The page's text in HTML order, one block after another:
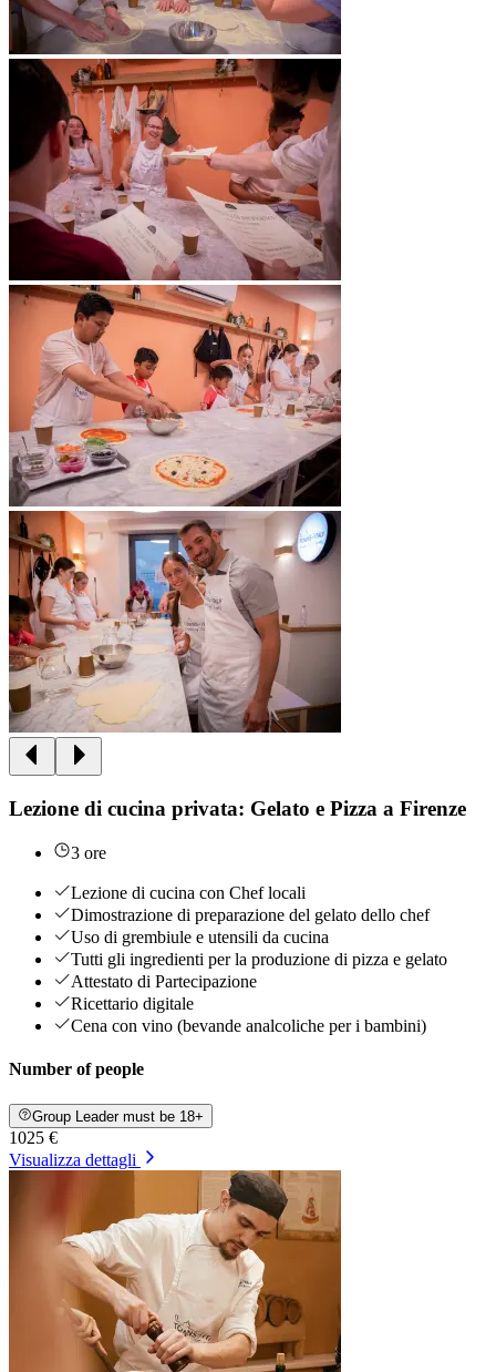
Lezione di cucina privata: Gelato e Pizza a Firenze
3 ore
Lezione di cucina con Chef locali
Dimostrazione di preparazione del gelato dello chef
Uso di grembiule e utensili da cucina
Tutti gli ingredienti per la produzione di pizza e gelato
Attestato di Partecipazione
Ricettario digitale
Cena con vino (bevande analcoliche per i bambini)
Number of people
Group Leader must be 18+
1025 €
Visualizza dettagli